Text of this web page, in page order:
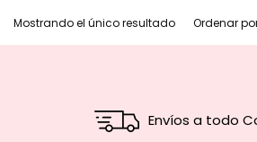
Mostrando el único resultado
Envíos a todo